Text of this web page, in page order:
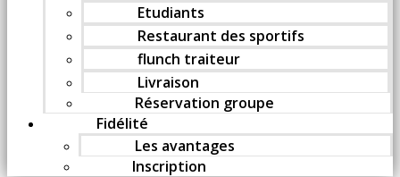
Etudiants
Restaurant des sportifs
flunch traiteur
Livraison
Réservation groupe
Fidélité
Les avantages
Inscription